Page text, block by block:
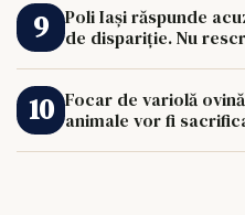
Poli Iași răspunde
de dispariție. Nu
Focar de variolă
animale vor fi